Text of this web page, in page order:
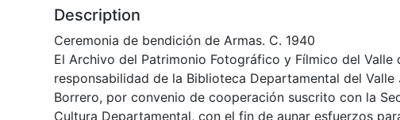
Description
Ceremonia de bendición de Armas. C. 1940
El Archivo del Patrimonio Fotográfico y Fílmico del Valle
responsabilidad de la Biblioteca Departamental del Valle
Borrero, por convenio de cooperación suscrito con la
Cultura Departamental, con el fin de aunar esfuerzos